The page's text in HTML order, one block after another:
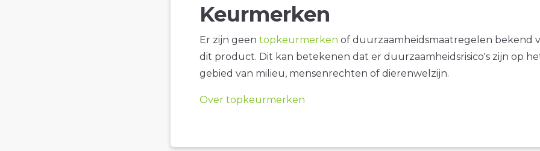
Keurmerken
Er zijn geen topkeurmerken of duurzaamheidsmaatregelen bekend
dit product. Dit kan betekenen dat er duurzaamheidsrisico's zijn op
gebied van milieu, mensenrechten of dierenwelzijn.
Over topkeurmerken